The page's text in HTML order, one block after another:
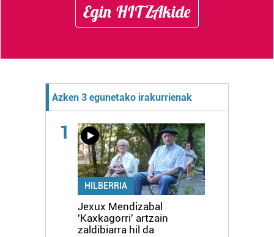
Egin HITZAkide
Azken 3 egunetako irakurrienak
1
HILBERRIA
Jexux Mendizabal
'Kaxkagorri' artzain
zaldibiarra hil da